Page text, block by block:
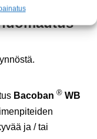
Bacoban ® WB
ja / tai